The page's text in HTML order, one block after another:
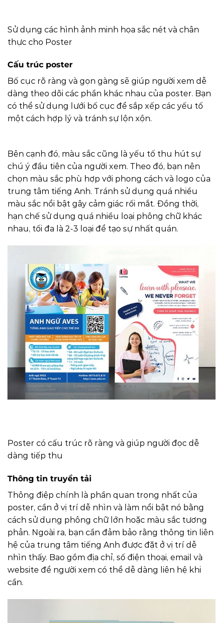
Sử dụng các hình ảnh minh họa sắc nét và chân
thực cho Poster
Cấu trúc poster
Bố cục rõ ràng và gọn gàng sẽ giúp người xem dễ
dàng theo dõi các phần khác nhau của poster. Bạn
có thể sử dụng lưới bố cục để sắp xếp các yếu tố
một cách hợp lý và tránh sự lộn xộn.
Bên cạnh đó, màu sắc cũng là yếu tố thu hút sự
chú ý đầu tiên của người xem. Theo đó, bạn nên
chọn màu sắc phù hợp với phong cách và logo của
trung tâm tiếng Anh. Tránh sử dụng quá nhiều
màu sắc nổi bật gây cảm giác rối mắt. Đồng thời,
hạn chế sử dụng quá nhiều loại phông chữ khác
nhau, tối đa là 2-3 loại để tạo sự nhất quán.
Poster có cấu trúc rõ ràng và giúp người đọc dễ
dàng tiếp thu
Thông tin truyền tải
Thông điệp chính là phần quan trọng nhất của
poster, cần ở vị trí dễ nhìn và làm nổi bật nó bằng
cách sử dụng phông chữ lớn hoặc màu sắc tương
phản. Ngoài ra, bạn cần đảm bảo rằng thông tin liên
hệ của trung tâm tiếng Anh được đặt ở vị trí dễ
nhìn thấy. Bao gồm địa chỉ, số điện thoại, email và
website để người xem có thể dễ dàng liên hệ khi
cần.